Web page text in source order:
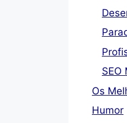
SEO
Os
Humor